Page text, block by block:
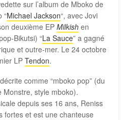
sur l’album de Mboko de
“Michael Jackson“, avec Jovi
deuxième EP Milkish en
Bikutsi) “La Sauce” a gagné
et outre-mer. Le 24 octobre
LP Tendon.
comme “mboko pop” (du
Monstre, style mboko).
depuis ses 16 ans, Reniss
fortes et est une chanteuse